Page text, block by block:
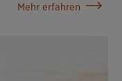
Mehr erfahren